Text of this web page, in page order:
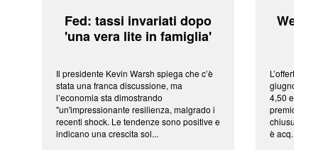
Fed: tassi invariati dopo
'una vera lite in famiglia'
Il presidente Kevin Warsh spiega che c’è
stata una franca discussione, ma
l’economia sta dimostrando
"un'impressionante resilienza, malgrado i
recenti shock. Le tendenze sono positive e
indicano una crescita sol...
L’offerta
giugno da
4,50 euro
premio di
chiusura
è acq...